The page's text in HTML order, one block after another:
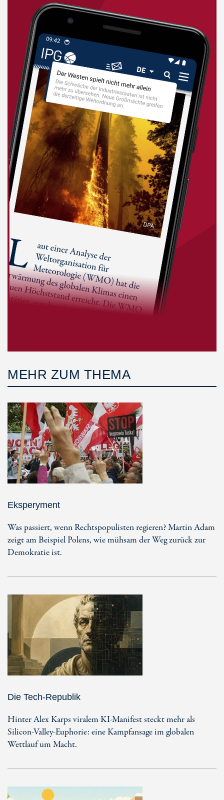
MEHR ZUM THEMA
Eksperyment
Was passiert, wenn Rechtspopulisten regieren? Martin Adam
zeigt am Beispiel Polens, wie mühsam der Weg zurück zur
Demokratie ist.
Die Tech-Republik
Hinter Alex Karps viralem KI-Manifest steckt mehr als
Silicon-Valley-Euphorie: eine Kampfansage im globalen
Wettlauf um Macht.